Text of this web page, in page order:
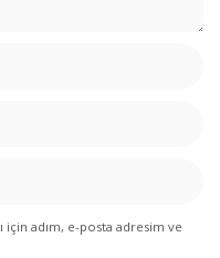
için adım, e-posta adresim ve